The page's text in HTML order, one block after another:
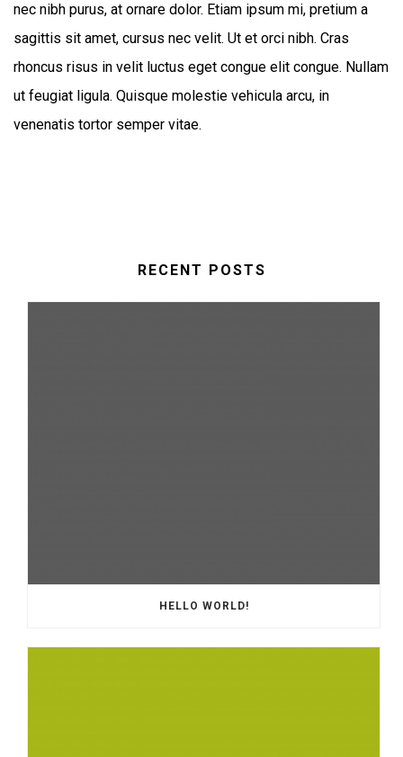
nec nibh purus, at ornare dolor. Etiam ipsum mi, pretium a
sagittis sit amet, cursus nec velit. Ut et orci nibh. Cras
rhoncus risus in velit luctus eget congue elit congue. Nullam
ut feugiat ligula. Quisque molestie vehicula arcu, in
venenatis tortor semper vitae.
RECENT POSTS
HELLO WORLD!